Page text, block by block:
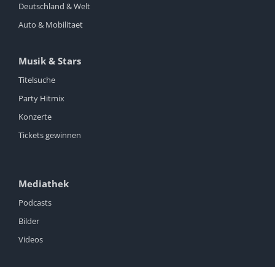
Deutschland & Welt
Auto & Mobilitaet
Musik & Stars
Titelsuche
Party Hitmix
Konzerte
Tickets gewinnen
Mediathek
Podcasts
Bilder
Videos